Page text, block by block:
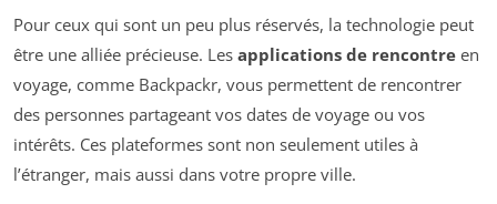
Pour ceux qui sont un peu plus réservés, la technologie peut
être une alliée précieuse. Les applications de rencontre en
voyage, comme Backpackr, vous permettent de rencontrer
des personnes partageant vos dates de voyage ou vos
intérêts. Ces plateformes sont non seulement utiles à
l’étranger, mais aussi dans votre propre ville.